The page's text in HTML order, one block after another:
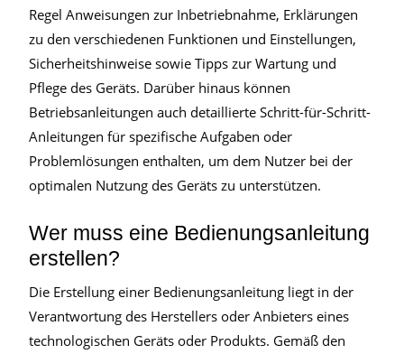
Regel Anweisungen zur Inbetriebnahme, Erklärungen
zu den verschiedenen Funktionen und Einstellungen,
Sicherheitshinweise sowie Tipps zur Wartung und
Pflege des Geräts. Darüber hinaus können
Betriebsanleitungen auch detaillierte Schritt-für-Schritt-
Anleitungen für spezifische Aufgaben oder
Problemlösungen enthalten, um dem Nutzer bei der
optimalen Nutzung des Geräts zu unterstützen.
Wer muss eine Bedienungsanleitung
erstellen?
Die Erstellung einer Bedienungsanleitung liegt in der
Verantwortung des Herstellers oder Anbieters eines
technologischen Geräts oder Produkts. Gemäß den